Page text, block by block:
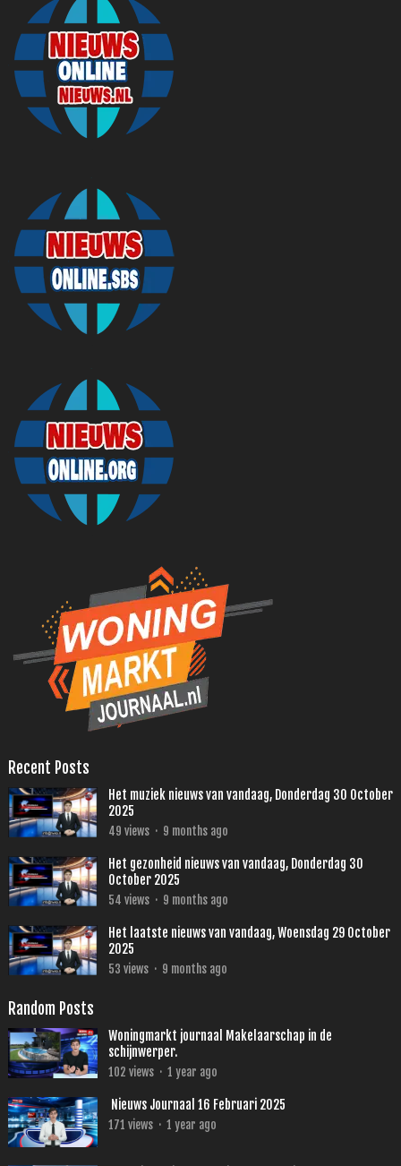
Recent Posts
Het muziek nieuws van vandaag, Donderdag 30 October
2025
49 views · 9 months ago
Het gezonheid nieuws van vandaag, Donderdag 30
October 2025
54 views · 9 months ago
Het laatste nieuws van vandaag, Woensdag 29 October
2025
53 views · 9 months ago
Random Posts
Woningmarkt journaal Makelaarschap in de
schijnwerper.
102 views · 1 year ago
Nieuws Journaal 16 Februari 2025
171 views · 1 year ago